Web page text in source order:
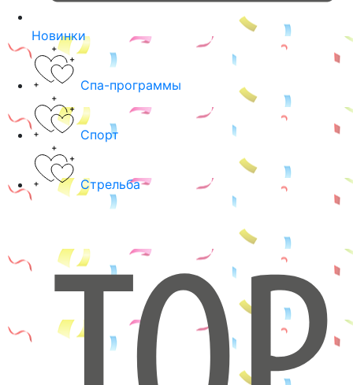
Новинки
Спа-программы
Спорт
Стрельба